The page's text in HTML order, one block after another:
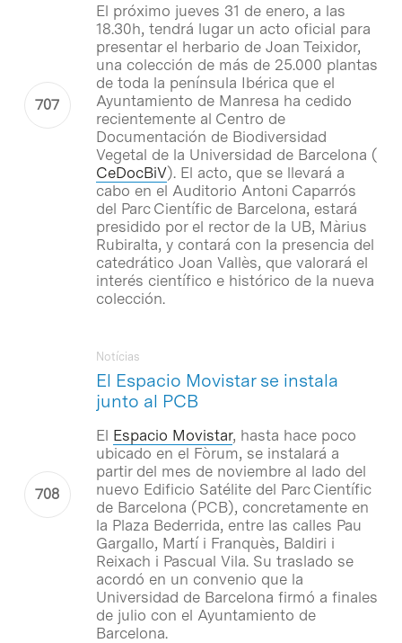
El próximo jueves 31 de enero, a las
18.30h, tendrá lugar un acto oficial para
presentar el herbario de Joan Teixidor,
una colección de más de 25.000 plantas
de toda la península Ibérica que el
Ayuntamiento de Manresa ha cedido
recientemente al Centro de
Documentación de Biodiversidad
Vegetal de la Universidad de Barcelona (
CeDocBiV). El acto, que se llevará a
cabo en el Auditorio Antoni Caparrós
del Parc Científic de Barcelona, estará
presidido por el rector de la UB, Màrius
Rubiralta, y contará con la presencia del
catedrático Joan Vallès, que valorará el
interés científico e histórico de la nueva
colección.
El Espacio Movistar se instala
junto al PCB
Notícias
El Espacio Movistar, hasta hace poco
ubicado en el Fòrum, se instalará a
partir del mes de noviembre al lado del
nuevo Edificio Satélite del Parc Científic
de Barcelona (PCB), concretamente en
la Plaza Bederrida, entre las calles Pau
Gargallo, Martí i Franquès, Baldiri i
Reixach i Pascual Vila. Su traslado se
acordó en un convenio que la
Universidad de Barcelona firmó a finales
de julio con el Ayuntamiento de
Barcelona.